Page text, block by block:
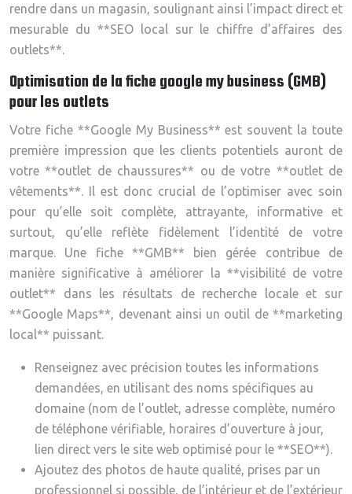
rendre dans un magasin, soulignant ainsi l’impact direct et
mesurable du **SEO local sur le chiffre d’affaires des
outlets**.
Optimisation de la fiche google my business (GMB)
pour les outlets
Votre fiche **Google My Business** est souvent la toute
première impression que les clients potentiels auront de
votre **outlet de chaussures** ou de votre **outlet de
vêtements**. Il est donc crucial de l’optimiser avec soin
pour qu’elle soit complète, attrayante, informative et
surtout, qu’elle reflète fidèlement l’identité de votre
marque. Une fiche **GMB** bien gérée contribue de
manière significative à améliorer la **visibilité de votre
outlet** dans les résultats de recherche locale et sur
**Google Maps**, devenant ainsi un outil de **marketing
local** puissant.
Renseignez avec précision toutes les informations
demandées, en utilisant des noms spécifiques au
domaine (nom de l’outlet, adresse complète, numéro
de téléphone vérifiable, horaires d’ouverture à jour,
lien direct vers le site web optimisé pour le **SEO**).
Ajoutez des photos de haute qualité, prises par un
professionnel si possible, de l’intérieur et de l’extérieur